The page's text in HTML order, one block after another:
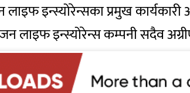
लाइफ इन्स्योरेन्सका प्रमुख
लाइफ इन्स्योरेन्स कम्पनी सदैव